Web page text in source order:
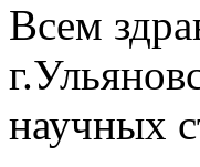
Всем
научных